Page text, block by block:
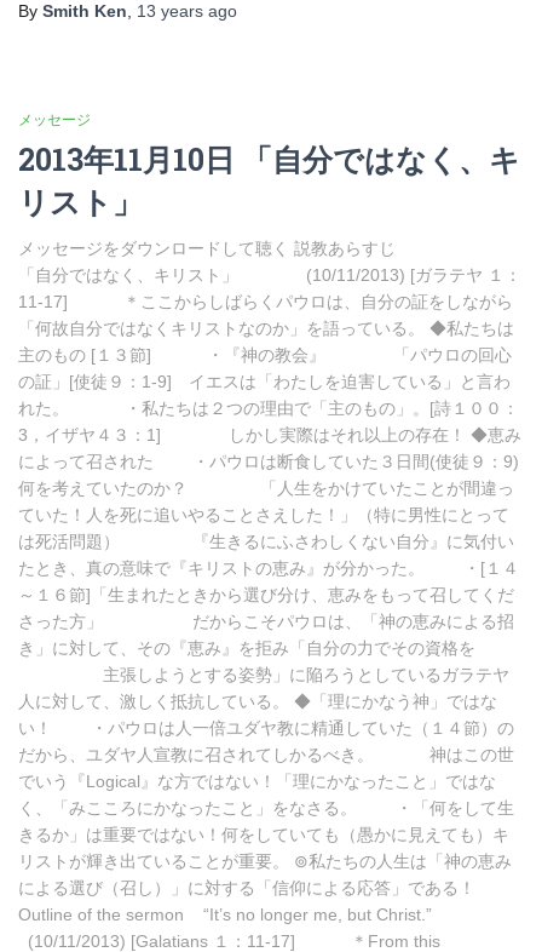
By Smith Ken 13 years ago
メッセージ
2013年11月10日 「自分ではなく、キ
リスト」
メッセージをダウンロードして聴く 説教あらすじ
「自分ではなく、キリスト」 (10/11/2013) [ガラテヤ １：
11-17] ＊ここからしばらくパウロは、自分の証をしながら
「何故自分ではなくキリストなのか」を語っている。 ◆私たちは
主のもの [１３節] ・『神の教会』 「パウロの回心
の証」[使徒９：1-9] イエスは「わたしを迫害している」と言わ
れた。 ・私たちは２つの理由で「主のもの」。[詩１００：
3，イザヤ４３：1] しかし実際はそれ以上の存在！ ◆恵み
によって召された ・パウロは断食していた３日間(使徒９：9)
何を考えていたのか？ 「人生をかけていたことが間違っ
ていた！人を死に追いやることさえした！」（特に男性にとって
は死活問題） 『生きるにふさわしくない自分』に気付い
たとき、真の意味で『キリストの恵み』が分かった。 ・[１４
～１６節]「生まれたときから選び分け、恵みをもって召してくだ
さった方」 だからこそパウロは、「神の恵みによる招
き」に対して、その『恵み』を拒み「自分の力でその資格を
主張しようとする姿勢」に陥ろうとしているガラテヤ
人に対して、激しく抵抗している。 ◆「理にかなう神」ではな
い！ ・パウロは人一倍ユダヤ教に精通していた（１４節）の
だから、ユダヤ人宣教に召されてしかるべき。 神はこの世
でいう『Logical』な方ではない！「理にかなったこと」ではな
く、「みこころにかなったこと」をなさる。 ・「何をして生
きるか」は重要ではない！何をしていても（愚かに見えても）キ
リストが輝き出ていることが重要。 ⊚私たちの人生は「神の恵み
による選び（召し）」に対する「信仰による応答」である！
Outline of the sermon “It’s no longer me, but Christ.”
(10/11/2013) [Galatians １：11-17] ＊From this